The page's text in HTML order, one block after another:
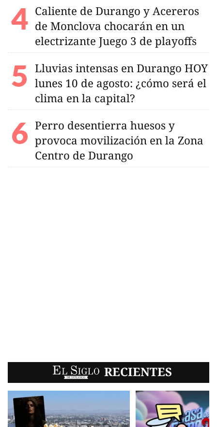
Caliente de Durango y Acereros
de Monclova chocarán en un
electrizante Juego 3 de playoffs
Lluvias intensas en Durango HOY
lunes 10 de agosto: ¿cómo será el
clima en la capital?
Perro desentierra huesos y
provoca movilización en la Zona
Centro de Durango
EL SIGLO RECIENTES